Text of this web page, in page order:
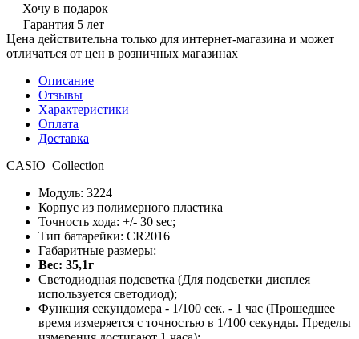
Хочу в подарок
Гарантия 5 лет
Цена действительна только для интернет-магазина и может
отличаться от цен в розничных магазинах
Описание
Отзывы
Характеристики
Оплата
Доставка
CASIO Collection
Модуль: 3224
Корпус из полимерного пластика
Точность хода: +/- 30 sec;
Тип батарейки: CR2016
Габаритные размеры:
Вес: 35,1г
Светодиодная подсветка (Для подсветки дисплея
используется светодиод);
Функция секундомера - 1/100 сек. - 1 час (Прошедшее
время измеряется с точностью в 1/100 секунды. Пределы